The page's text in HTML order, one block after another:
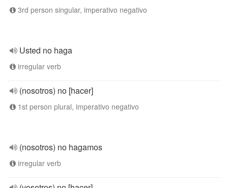
3rd person singular, imperativo negativo
Usted no haga
irregular verb
(nosotros) no [hacer]
1st person plural, imperativo negativo
(nosotros) no hagamos
irregular verb